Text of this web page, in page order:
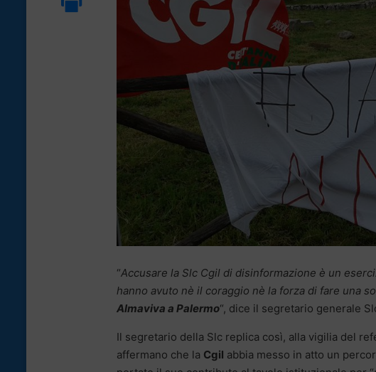
“Accusare la Slc Cgil di disinformazione è un
hanno avuto nè il coraggio nè la forza di fare una
Almaviva a Palermo“, dice il segretario generale
Il segretario della Slc replica così, alla vigilia del
affermano che la Cgil abbia messo in atto un